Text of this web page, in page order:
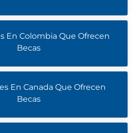
En Colombia Que Ofrecen
Becas
En Canada Que Ofrecen
Becas